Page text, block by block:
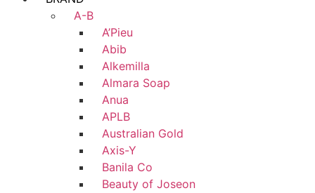
A-B
A’Pieu
Abib
Alkemilla
Almara Soap
Anua
APLB
Australian Gold
Axis-Y
Banila Co
Beauty of Joseon